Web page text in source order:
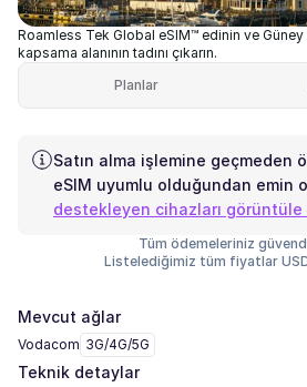
Roamless Tek Global eSIM™ edinin ve
kapsama alanının tadını çıkarın.
Planlar
Satın alma işlemine geçmeden
eSIM uyumlu olduğundan emin
destekleyen cihazları
Tüm ödemeleriniz
Listelediğimiz tüm fiyatlar
Mevcut ağlar
Vodacom 3G/4G/5G
Teknik detaylar